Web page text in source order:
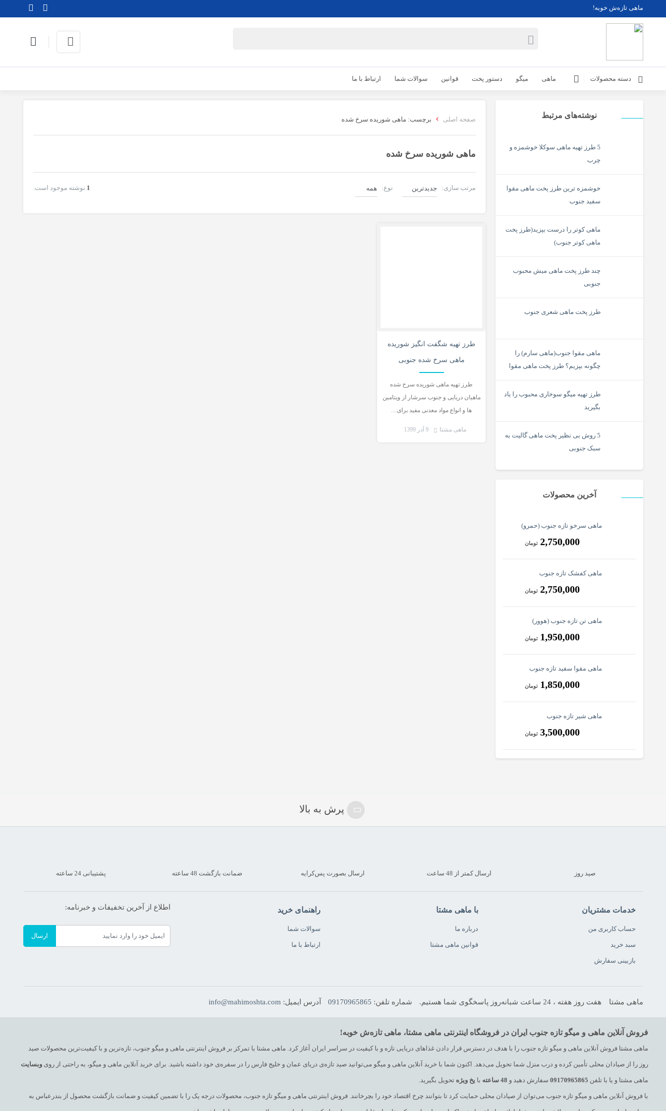
ماهی تازه‌ش خوبه!
دسته محصولات ماهی میگو دستور پخت قوانین سوالات شما ارتباط با ما
نوشته‌های مرتبط
5 طرز تهیه ماهی سوکلا خوشمزه و
چرب
خوشمزه ترین طرز پخت ماهی مقوا
سفید جنوب
ماهی کوتر را درست بپزید(طرز پخت
ماهی کوتر جنوب)
چند طرز پخت ماهی میش محبوب
جنوبی
طرز پخت ماهی شعری جنوب
ماهی مقوا جنوب(ماهی سارم) را
چگونه بپزیم؟ طرز پخت ماهی مقوا
طرز تهیه میگو سوخاری محبوب را یاد
بگیرید
5 روش بی نظیر پخت ماهی گالیت به
سبک جنوبی
آخرین محصولات
ماهی سرخو تازه جنوب (حمرو)
2,750,000 تومان
ماهی کفشک تازه جنوب
2,750,000 تومان
ماهی تن تازه جنوب (هوور)
1,950,000 تومان
ماهی مقوا سفید تازه جنوب
1,850,000 تومان
ماهی شیر تازه جنوب
3,500,000 تومان
صفحه اصلی › برچسب: ماهی شوریده سرخ شده
ماهی شوریده سرخ شده
مرتب سازی: نوع: 1 نوشته موجود است.
طرز تهیه شگفت انگیز شوریده
ماهی سرخ شده جنوبی
طرز تهیه ماهی شوریده سرخ شده
ماهیان دریایی و جنوب سرشار از ویتامین
ها و انواع مواد معدنی مفید برای…
ماهی مشتا 9 آذر 1399
پرش به بالا
صید روز ارسال کمتر از 48 ساعت ارسال بصورت پس‌کرایه ضمانت بازگشت 48 ساعته پشتیبانی 24 ساعته
خدمات مشتریان
حساب کاربری من
سبد خرید
بازبینی سفارش
با ماهی مشتا
درباره ما
قوانین ماهی مشتا
راهنمای خرید
سوالات شما
ارتباط با ما
اطلاع از آخرین تخفیفات و خبرنامه:
ارسال
ماهی مشتا هفت روز هفته ، 24 ساعت شبانه‌روز پاسخگوی شما هستیم. شماره تلفن: 09170965865 آدرس ایمیل:info@mahimoshta.com
فروش آنلاین ماهی و میگو تازه جنوب ایران در فروشگاه اینترنتی ماهی مشتا، ماهی تازه‌ش خوبه!
ماهی مشتا فروش آنلاین ماهی و میگو تازه جنوب را با هدف در دسترس قرار دادن غذاهای دریایی تازه و با کیفیت در سراسر ایران آغاز کرد. ماهی مشتا با تمرکز بر فروش اینترنتی ماهی و میگو جنوب، تازه‌ترین و با کیفیت‌ترین محصولات صید
روز را از صیادان محلی تأمین کرده و درب منزل شما تحویل می‌دهد. اکنون شما با خرید آنلاین ماهی و میگو می‌توانید صید تازه‌ی دریای عمان و خلیج فارس را در سفره‌ی خود داشته باشید. برای خرید آنلاین ماهی و میگو، به راحتی از رویوبسایت
ماهی مشتا و یا با تلفن 09170965865 سفارش دهید و 48 ساعته با یخ ویژه تحویل بگیرید.
با فروش آنلاین ماهی و میگو تازه جنوب می‌توان از صیادان محلی حمایت کرد تا بتوانند چرخ اقتصاد خود را بچرخانند. فروش اینترنتی ماهی و میگو تازه جنوب، محصولات درجه یک را با تضمین کیفیت و ضمانت بازگشت محصول از بندرعباس به